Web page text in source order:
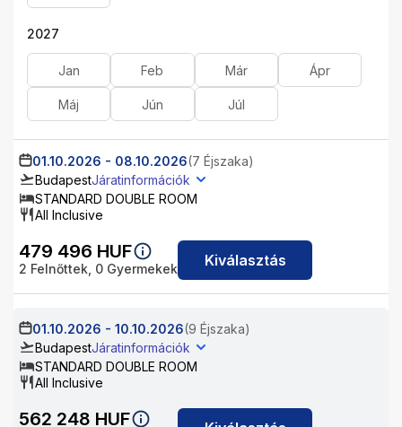
2027
Jan Feb Már Ápr
Máj Jún Júl
01.10.2026 - 08.10.2026(7 Éjszaka)
BudapestJáratinformációk
STANDARD DOUBLE ROOM
All Inclusive
479 496 HUF
2 Felnőttek, 0 Gyermekek Kiválasztás
01.10.2026 - 10.10.2026(9 Éjszaka)
BudapestJáratinformációk
STANDARD DOUBLE ROOM
All Inclusive
562 248 HUF